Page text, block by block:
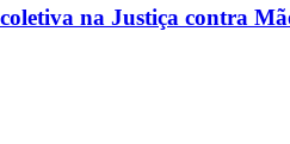
na Justiça contra